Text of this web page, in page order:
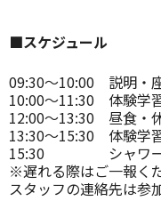
■スケジュール
09:30～10:00 説明・
10:00～11:30 体験学
12:00～13:30 昼食・
13:30～15:30 体験学
15:30 シャワー
※遅れる際はご一報く
スタッフの連絡先は参